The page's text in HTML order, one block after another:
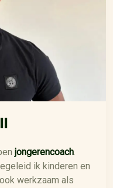
jongerencoach.
ik kinderen en
werkzaam als